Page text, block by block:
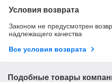
Условия возврата
Законом не предусмотрен
надлежащего качества
Все условия возврата
Подобные товары